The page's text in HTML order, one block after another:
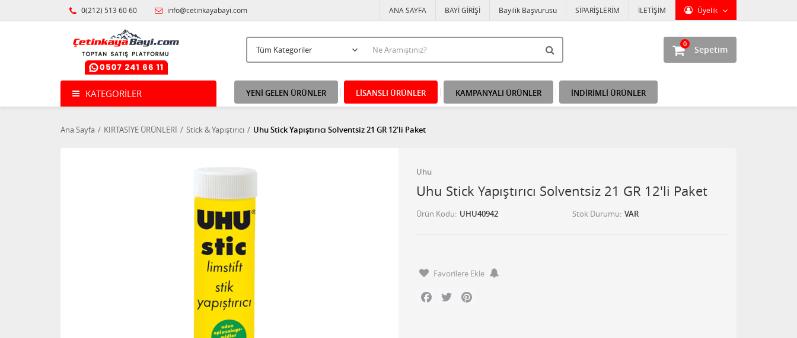
0(212) 513 60 60 info@cetinkayabayi.com Üyelik
ANA SAYFA BAYİ GİRİŞİ Bayilik Başvurusu SİPARİŞLERİM İLETİŞİM
Sepetim
0
KATEGORILER YENİ GELEN ÜRÜNLER LİSANSLI ÜRÜNLER KAMPANYALI ÜRÜNLER İNDİRİMLİ ÜRÜNLER
Ana Sayfa KIRTASİYE ÜRÜNLERİ Stick & Yapıştırıcı Uhu Stick Yapıştırıcı Solventsiz 21 GR 12'li Paket
Uhu
Uhu Stick Yapıştırıcı Solventsiz 21 GR 12'li Paket
Ürün Kodu UHU40942 Stok Durumu VAR
Favorilere Ekle
Facebook
Twitter